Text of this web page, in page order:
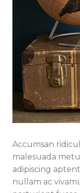
Accumsan
malesuada
adipiscing
nullam ac